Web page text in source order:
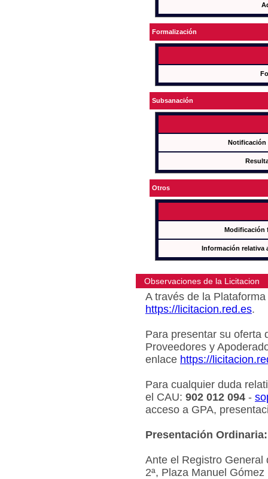
Formalización
Subsanación
Notificación
Otros
Modificación
Información relativa
Observaciones de la Licitacion
A través de la
https://licitacion.red.es.
Para presentar su oferta
Proveedores y
enlace https://
Para cualquier duda
el CAU: 902 012 094 -
acceso a GPA,
Presentación Ordinaria:
Ante el Registro General
2ª, Plaza Manuel